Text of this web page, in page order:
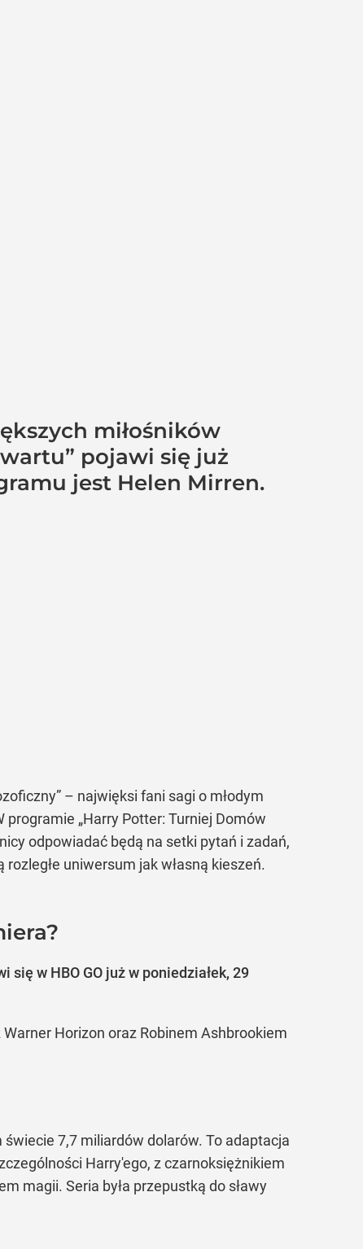
miłośników
pojawi się już
jest Helen Mirren.
– najwięksi fani sagi o młodym
„Harry Potter: Turniej Domów
odpowiadać będą na setki pytań i zadań,
uniwersum jak własną kieszeń.
w HBO GO już w poniedziałek, 29
Horizon oraz Robinem Ashbrookiem
7,7 miliardów dolarów. To adaptacja
Harry'ego, z czarnoksiężnikiem
magii. Seria była przepustką do sławy